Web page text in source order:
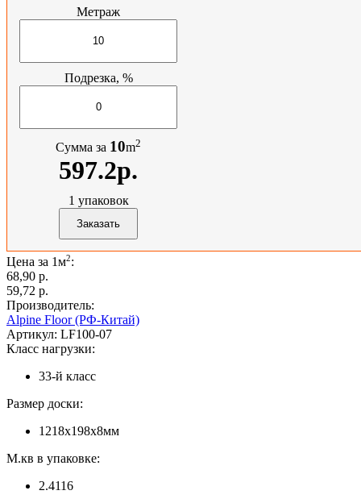
Метраж
Подрезка, %
Сумма за 10m2
597.2р.
1 упаковок
Цена за 1м2:
68,90 p.
59,72 p.
Производитель:
Alpine Floor (РФ-Китай)
Артикул: LF100-07
Класс нагрузки:
33-й класс
Размер доски:
1218х198х8мм
М.кв в упаковке:
2.4116